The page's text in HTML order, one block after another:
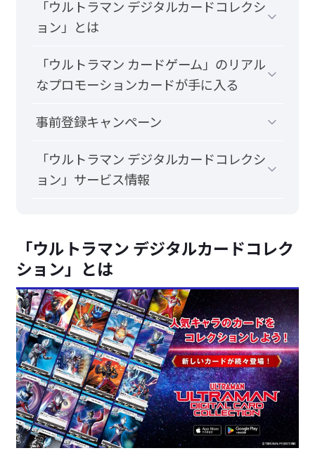
「ウルトラマン デジタルカードコレクシ
ョン」とは
「ウルトラマン カードゲーム」のリアル
なプロモーションカードが手に入る
事前登録キャンペーン
「ウルトラマン デジタルカードコレクシ
ョン」サービス情報
「ウルトラマン デジタルカードコレク
ション」とは